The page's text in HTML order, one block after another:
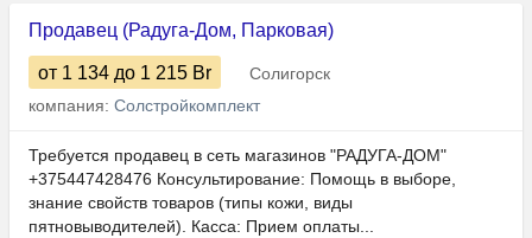
Продавец (Радуга-Дом, Парковая)
от 1 134 до 1 215 Br
Солигорск
компания: Солстройкомплект
Требуется продавец в сеть магазинов "РАДУГА-ДОМ"
+375447428476 Консультирование: Помощь в выборе,
знание свойств товаров (типы кожи, виды
пятновыводителей). Касса: Прием оплаты...